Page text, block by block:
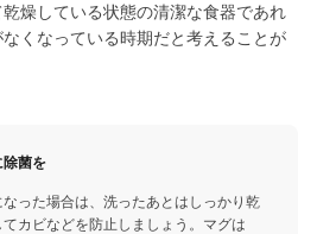
燥している状態の清潔な食器であれ
くなっている時期だと考えることが
除菌を
った場合は、洗ったあとはしっかり乾
カビなどを防止しましょう。マグは